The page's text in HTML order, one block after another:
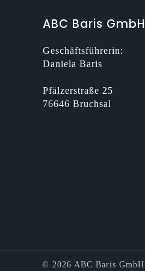
ABC Baris GmbH
Geschäftsführerin:
Daniela Baris
Pfälzerstraße 25
76646 Bruchsal
© 2026 ABC Baris GmbH